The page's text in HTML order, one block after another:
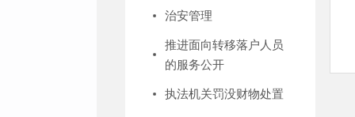
治安管理
推进面向转移落户人员
的服务公开
执法机关罚没财物处置